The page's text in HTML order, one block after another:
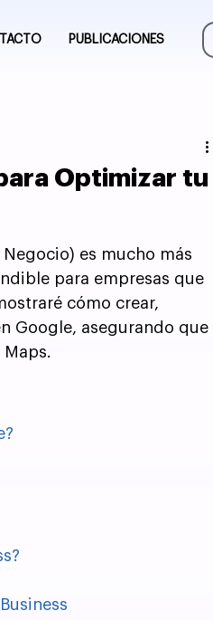
PUBLICACIONES
Optimizar tu
es mucho más
para empresas que
cómo crear,
Google, asegurando que